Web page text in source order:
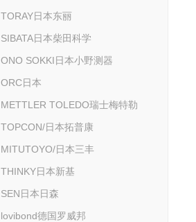
TORAY日本东丽
SIBATA日本柴田科学
ONO SOKKI日本小野测器
ORC日本
METTLER TOLEDO瑞士梅特勒
TOPCON/日本拓普康
MITUTOYO/日本三丰
THINKY日本新基
SEN日本日森
lovibond德国罗威邦